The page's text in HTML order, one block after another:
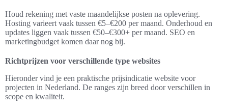
Houd rekening met vaste maandelijkse posten na oplevering.
Hosting varieert vaak tussen €5–€200 per maand. Onderhoud en
updates liggen vaak tussen €50–€300+ per maand. SEO en
marketingbudget komen daar nog bij.
Richtprijzen voor verschillende type websites
Hieronder vind je een praktische prijsindicatie website voor
projecten in Nederland. De ranges zijn breed door verschillen in
scope en kwaliteit.